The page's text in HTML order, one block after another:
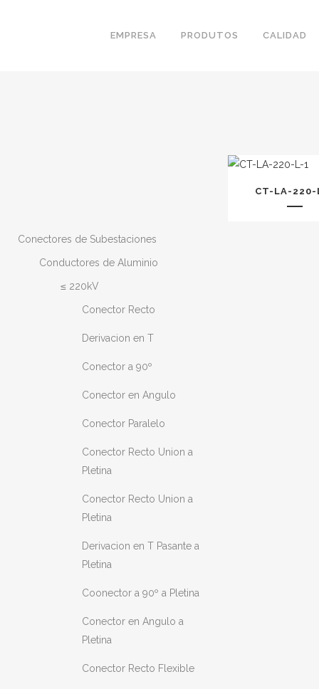
EMPRESA PRODUTOS CALIDAD
Conectores de Subestaciones
Conductores de Aluminio
≤ 220kV
Conector Recto
Derivacion en T
Conector a 90º
Conector en Angulo
Conector Paralelo
Conector Recto Union a
Pletina
Conector Recto Union a
Pletina
Derivacion en T Pasante a
Pletina
Coonector a 90º a Pletina
Conector en Angulo a
Pletina
Conector Recto Flexible
CT-LA-220-